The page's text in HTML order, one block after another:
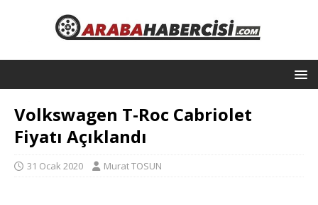
Volkswagen T-Roc Cabriolet
Fiyatı Açıklandı
31 Ocak 2020 Murat TOSUN